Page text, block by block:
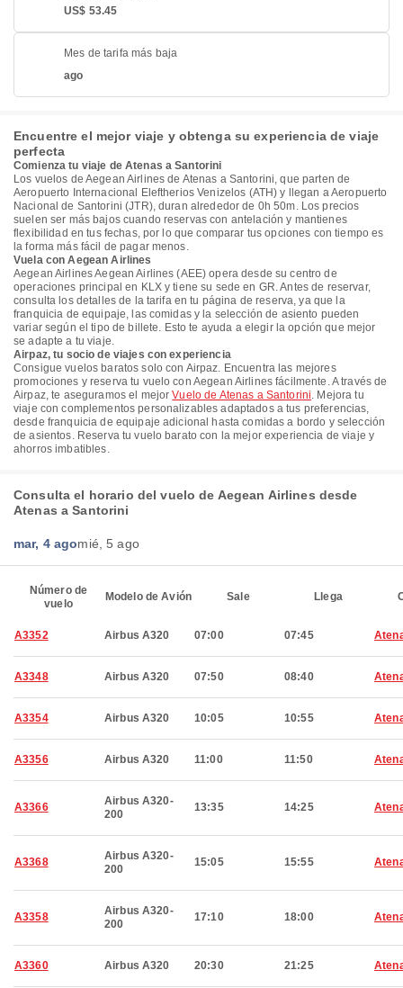
US$ 53.45
Mes de tarifa más baja
ago
Encuentre el mejor viaje y obtenga su experiencia de viaje
perfecta
Comienza tu viaje de Atenas a Santorini
Los vuelos de Aegean Airlines de Atenas a Santorini, que parten de
Aeropuerto Internacional Eleftherios Venizelos (ATH) y llegan a Aeropuerto
Nacional de Santorini (JTR), duran alrededor de 0h 50m. Los precios
suelen ser más bajos cuando reservas con antelación y mantienes
flexibilidad en tus fechas, por lo que comparar tus opciones con tiempo es
la forma más fácil de pagar menos.
Vuela con Aegean Airlines
Aegean Airlines Aegean Airlines (AEE) opera desde su centro de
operaciones principal en KLX y tiene su sede en GR. Antes de reservar,
consulta los detalles de la tarifa en tu página de reserva, ya que la
franquicia de equipaje, las comidas y la selección de asiento pueden
variar según el tipo de billete. Esto te ayuda a elegir la opción que mejor
se adapte a tu viaje.
Airpaz, tu socio de viajes con experiencia
Consigue vuelos baratos solo con Airpaz. Encuentra las mejores
promociones y reserva tu vuelo con Aegean Airlines fácilmente. A través de
Airpaz, te aseguramos el mejorVuelo de Atenas a Santorini. Mejora tu
viaje con complementos personalizables adaptados a tus preferencias,
desde franquicia de equipaje adicional hasta comidas a bordo y selección
de asientos. Reserva tu vuelo barato con la mejor experiencia de viaje y
ahorros imbatibles.
Consulta el horario del vuelo de Aegean Airlines desde
Atenas a Santorini
mar, 4 agomié, 5 ago
Número de
vuelo
Modelo de Avión Sale Llega
A3352 Airbus A320 07:00 07:45
A3348 Airbus A320 07:50 08:40
A3354 Airbus A320 10:05 10:55
A3356 Airbus A320 11:00 11:50
A3366
Airbus A320-
200
13:35 14:25
A3368
Airbus A320-
200
15:05 15:55
A3358
Airbus A320-
200
17:10 18:00
A3360 Airbus A320 20:30 21:25